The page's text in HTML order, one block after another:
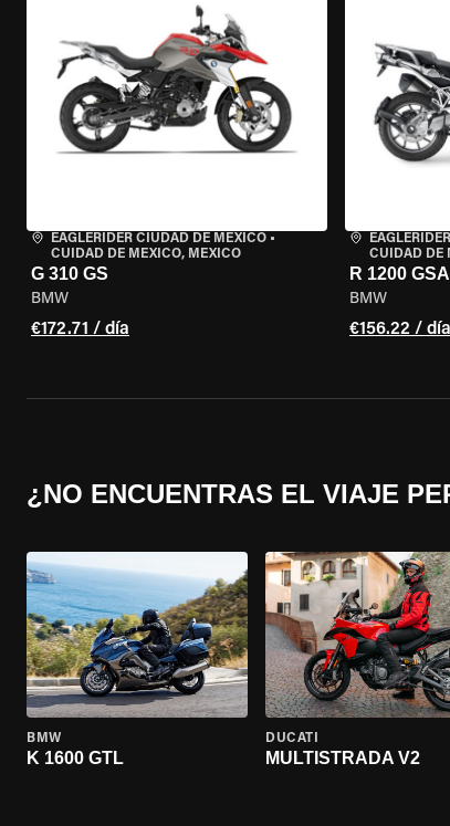
EAGLERIDER CIUDAD DE MÉXICO •
CUIDAD DE MEXICO, MEXICO
G 310 GS
BMW
€172.71 / día
CUIDAD DE
R 1200 GSA
BMW
€156.22 / día
¿NO ENCUENTRAS EL VIAJE
BMW
K 1600 GTL
DUCATI
MULTISTRADA V2